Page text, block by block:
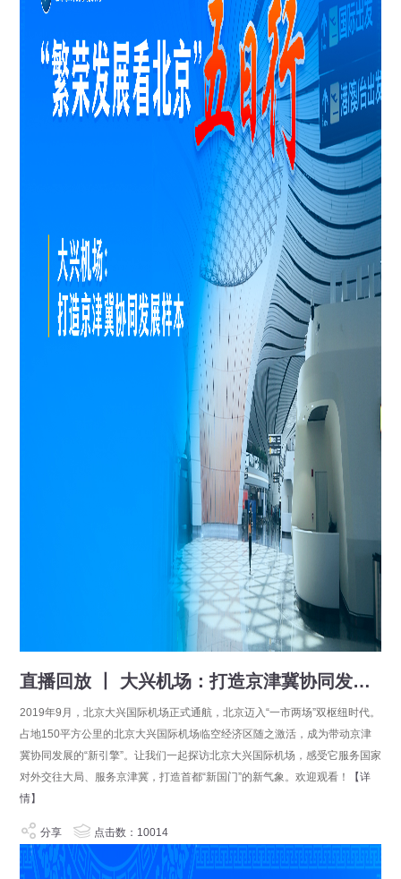
直播回放 丨 大兴机场：打造京津冀协同发展样本
2019年9月，北京大兴国际机场正式通航，北京迈入“一市两场”双枢纽时代。
占地150平方公里的北京大兴国际机场临空经济区随之激活，成为带动京津
冀协同发展的“新引擎”。让我们一起探访北京大兴国际机场，感受它服务国家
对外交往大局、服务京津冀，打造首都“新国门”的新气象。欢迎观看！
【详
情】
分享 点击数：10014